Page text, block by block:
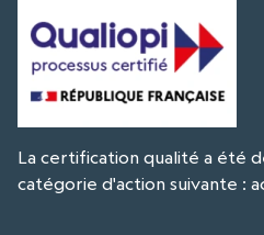
La certification qualité a été
catégorie d'action suivante :